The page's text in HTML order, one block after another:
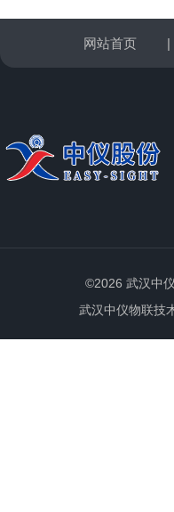
网站首页 |
©2026 武汉中
武汉中仪物联技